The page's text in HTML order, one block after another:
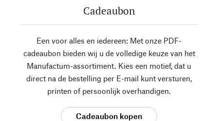
Cadeaubon
Een voor alles en iedereen: Met onze PDF-
cadeaubon bieden wij u de volledige keuze van het
Manufactum-assortiment. Kies een motief, dat u
direct na de bestelling per E-mail kunt versturen,
printen of persoonlijk overhandigen.
Cadeaubon kopen